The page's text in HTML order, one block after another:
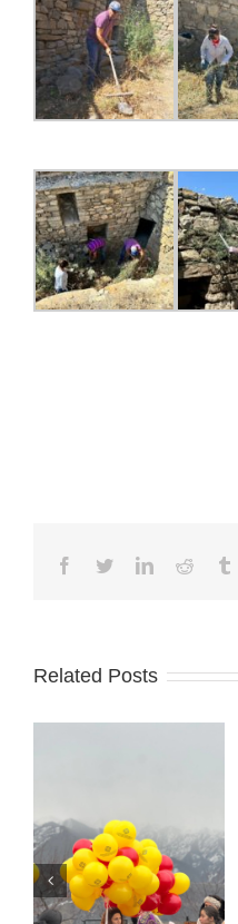
Facebook
TwitterLinkedinReddit
Related Posts